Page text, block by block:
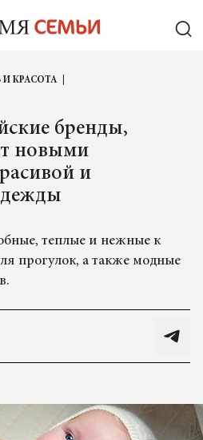
И КРАСОТА
бренды,
новыми
и
теплые и нежные к
прогулок, а также модные